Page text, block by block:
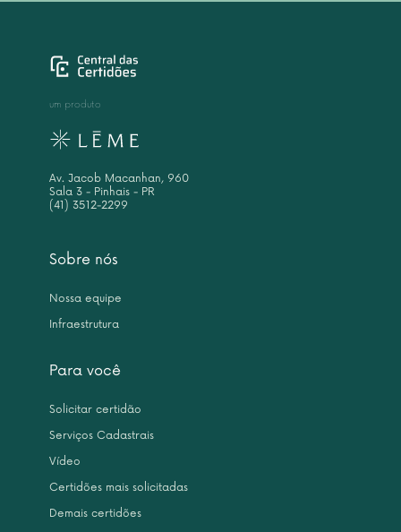
Sobre nós
Nossa equipe
Infraestrutura
Para você
Solicitar certidão
Serviços Cadastrais
Vídeo
Certidões mais solicitadas
Demais certidões
um produto
Av. Jacob Macanhan, 960
Sala 3 - Pinhais - PR
(41) 3512-2299